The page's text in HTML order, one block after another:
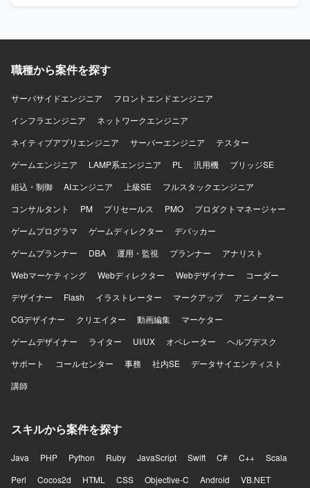
理を行います。 ・プロジェクトの立ち上げからリリースま
像】 ソフトウェア開発領域でPMを経験されてきた方を求め
ト・システム開発のPMをされてきた方が望ましいです。開
経験があり、AI利活用に興味・関心を持ち実務でも取り組
んでいる方を歓迎いたします。現状に甘えず自ら課題を設
定し、関係者を巻き込み主体的に改善へと導ける方、常に
自身のスタンスを持ち考えを周囲に共有できる方、相手の
ダーと調整ができる方を求めています。 【ポジションの魅
力】 AI関連のtoC向けプロダクトに関わりながら、複数の開
からエンジニア、デザイナーまで多様なメンバーと協業
し、上流からリリースまで一貫して関与できるため、プロ
ダクトマネジメントおよびプロジェクトマネジメントのス
キルを幅広く高めていただけます。 【開発環境】 戦略開発
ームは約6名の体制です。プロジェクト管理にNotion、
Google Workspace、Confluence、開発タスク管理に
Miro、デザインにFigma、データ分析にLookerを利用して
います。
職種から案件を探す
サーバサイドエンジニア
フロントエンドエンジニア
インフラエンジニア
ネットワークエンジニア
ネイティブアプリエンジニア
サーバーエンジニア
テスター
ゲームエンジニア
LAMP系エンジニア PL 汎用機
ブリッジSE
組込・制御
AIエンジニア 上級SE
フルスタックエンジニア
コンサルタント
PM プリセールス PMO
プロダクトマネージャー
ゲームプログラマ
ゲームディレクター
デバッカー
ゲームプランナー
DBA 運用・監視 プランナー
アナリスト
Webマーケティング
Webディレクター Webデザイナー
コーダー
デザイナー
Flash イラストレーター マークアップ
アニメーター
CGデザイナー
クリエイター 動画編集
マーケター
ゲームデザイナー
ライター UI/UX オペレーター
ヘルプデスク
サポート
コールセンター 事務 社内SE
データサイエンティスト
講師
スキルから案件を探す
Java PHP Python Ruby JavaScript Swift C# C++
Scala
Perl
Cocos2d HTML CSS Objective-C Android
VB.NET